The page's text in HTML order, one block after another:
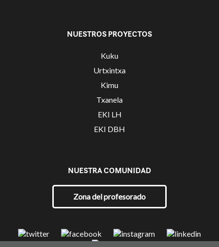
NUESTROS PROYECTOS
Kuku
Urtxintxa
Kimu
Txanela
EKI LH
EKI DBH
NUESTRA COMUNIDAD
Zona del profesorado